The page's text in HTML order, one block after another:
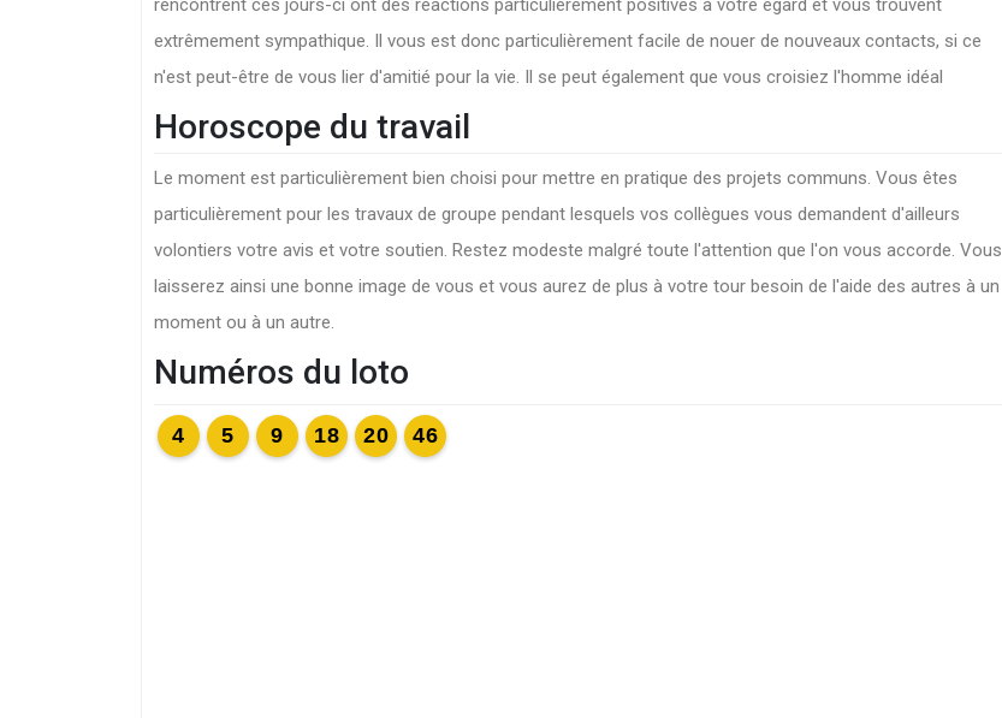
rencontrent ces jours-ci ont des réactions particulièrement positives à votre égard et vous trouvent
extrêmement sympathique. Il vous est donc particulièrement facile de nouer de nouveaux contacts, si ce
n'est peut-être de vous lier d'amitié pour la vie. Il se peut également que vous croisiez l'homme idéal
Horoscope du travail
Le moment est particulièrement bien choisi pour mettre en pratique des projets communs. Vous êtes
particulièrement pour les travaux de groupe pendant lesquels vos collègues vous demandent d'ailleurs
volontiers votre avis et votre soutien. Restez modeste malgré toute l'attention que l'on vous accorde. Vous
laisserez ainsi une bonne image de vous et vous aurez de plus à votre tour besoin de l'aide des autres à un
moment ou à un autre.
Numéros du loto
4 5 9 18 20 46